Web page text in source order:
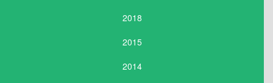
2018
2015
2014